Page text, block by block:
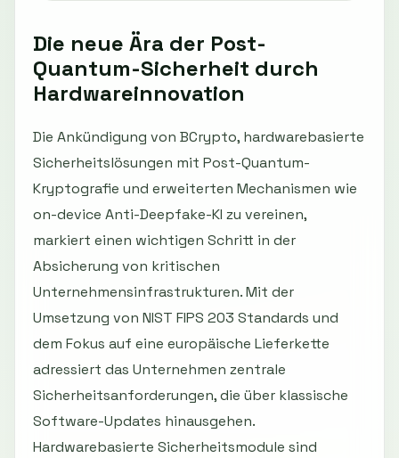
Die neue Ära der Post-
Quantum-Sicherheit durch
Hardwareinnovation
Die Ankündigung von BCrypto, hardwarebasierte
Sicherheitslösungen mit Post-Quantum-
Kryptografie und erweiterten Mechanismen wie
on-device Anti-Deepfake-KI zu vereinen,
markiert einen wichtigen Schritt in der
Absicherung von kritischen
Unternehmensinfrastrukturen. Mit der
Umsetzung von NIST FIPS 203 Standards und
dem Fokus auf eine europäische Lieferkette
adressiert das Unternehmen zentrale
Sicherheitsanforderungen, die über klassische
Software-Updates hinausgehen.
Hardwarebasierte Sicherheitsmodule sind